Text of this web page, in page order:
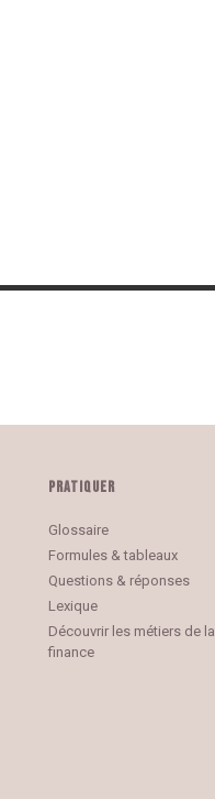
PRATIQUER
Glossaire
Formules & tableaux
Questions & réponses
Lexique
Découvrir les métiers de la
finance